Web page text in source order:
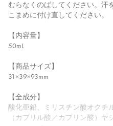
むらなくのばしてください。汗
こまめに付け直してください。
【内容量】
50mL
【商品サイズ】
31×39×93mm
【全成分】
酸化亜鉛、ミリスチン酸オクチ
（カプリル酸／カプリン酸）